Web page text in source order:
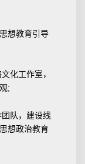
想教育引导
化工作室，
;
队，建设线
想政治教育